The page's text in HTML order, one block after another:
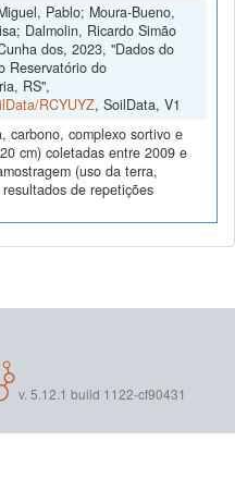
Pablo; Moura-Bueno,
Dalmolin, Ricardo Simão
dos, 2023, "Dados do
Reservatório do
RS",
RCYUYZ, SoilData, V1
carbono, complexo sortivo e
cm) coletadas entre 2009 e
(uso da terra,
de repetições
v. 5.12.1 build 1122-cf90431